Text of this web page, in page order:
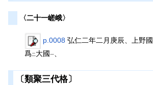
〈二十一嵯峨〉
p.0008 弘仁二年二月庚辰、上野
爲二 大國一
〔類聚三代格〕